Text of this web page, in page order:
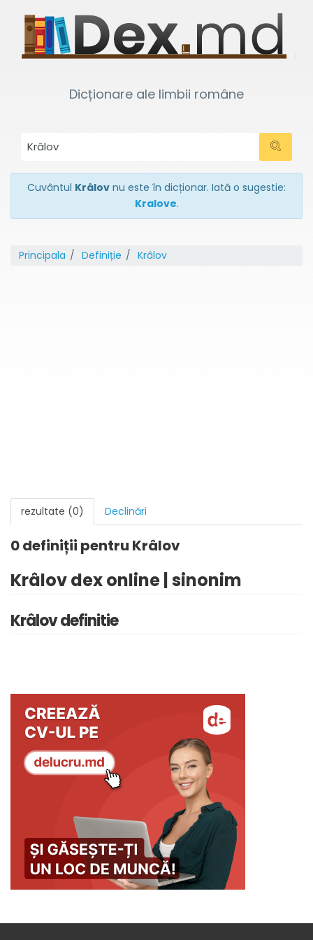
Dicționare ale limbii române
Cuvântul Krâlov nu este în dicționar. Iată o sugestie:
Kralove.
Principala Definiție Krâlov
rezultate (0) Declinări
0 definiții pentru Krâlov
Krâlov dex online | sinonim
Krâlov definitie